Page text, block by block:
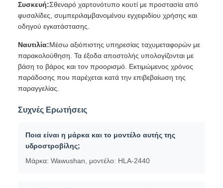
Συσκευή:Σθεναρό χαρτονότυπο κουτί με προστασία από
φυσαλίδες, συμπεριλαμβανομένου εγχειριδίου χρήσης και
οδηγού εγκατάστασης.
Ναυτιλία:Μέσω αξιόπιστης υπηρεσίας ταχυμεταφορών με
παρακολούθηση. Τα έξοδα αποστολής υπολογίζονται με
βάση το βάρος και τον προορισμό. Εκτιμώμενος χρόνος
παράδοσης που παρέχεται κατά την επιβεβαίωση της
παραγγελίας.
Συχνές Ερωτήσεις
Ποια είναι η μάρκα και το μοντέλο αυτής της
υδροστροβίλης;
Μάρκα: Wawushan, μοντέλο: HLA-2440